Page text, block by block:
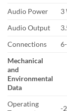
Audio Power
3
Audio Output
Connections
Mechanical
and
Environmental
Data
Operating
-